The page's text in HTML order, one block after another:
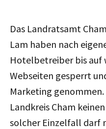
Das Landratsamt
Lam haben nach
Hotelbetreiber bis auf
Webseiten gesperrt
Marketing
Landkreis Cham
solcher Einzelfall darf